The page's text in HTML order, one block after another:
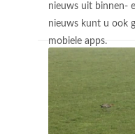
nieuws uit binnen-
nieuws kunt u ook
mobiele apps.